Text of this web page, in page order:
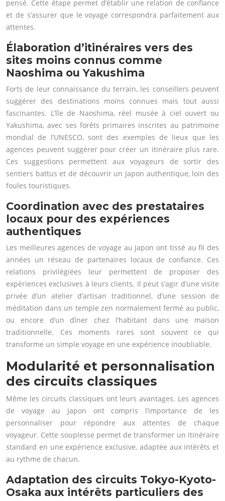
pensé. Cette étape permet d’établir une relation de confiance
et de s’assurer que le voyage correspondra parfaitement aux
attentes.
Élaboration d’itinéraires vers des
sites moins connus comme
Naoshima ou Yakushima
Forts de leur connaissance du terrain, les conseillers peuvent
suggérer des destinations moins connues mais tout aussi
fascinantes. L’île de Naoshima, réel musée à ciel ouvert ou
Yakushima, avec ses forêts primaires inscrites au patrimoine
mondial de l’UNESCO, sont des exemples de lieux que les
agences peuvent suggérer pour créer un itinéraire plus rare.
Ces suggestions permettent aux voyageurs de sortir des
sentiers battus et de découvrir un Japon authentique, loin des
foules touristiques.
Coordination avec des prestataires
locaux pour des expériences
authentiques
Les meilleures agences de voyage au Japon ont tissé au fil des
années un réseau de partenaires locaux de confiance. Ces
relations privilégiées leur permettent de proposer des
expériences exclusives à leurs clients. Il peut s’agir d’une visite
privée d’un atelier d’artisan traditionnel, d’une session de
méditation dans un temple zen normalement fermé au public,
ou encore d’un dîner chez l’habitant dans une maison
traditionnelle. Ces moments rares sont souvent ce qui
transforme un simple voyage en une expérience inoubliable.
Modularité et personnalisation
des circuits classiques
Même les circuits classiques ont leurs avantages. Les agences
de voyage au Japon ont compris l’importance de les
personnaliser pour répondre aux attentes de chaque
voyageur. Cette souplesse permet de transformer un itinéraire
standard en une expérience exclusive, adaptée aux intérêts et
au rythme de chacun.
Adaptation des circuits Tokyo-Kyoto-
Osaka aux intérêts particuliers des